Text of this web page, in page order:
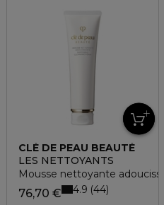
CLÉ DE PEAU BEAUTÉ
LES NETTOYANTS
Mousse nettoyante
76,70 € 4.9 44